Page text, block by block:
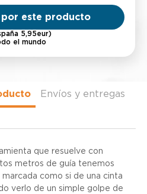
por este producto
5,95eur)
el mundo
Envíos y entregas
que resuelve con
metros de guía tenemos
como si de una cinta
verlo de un simple golpe de